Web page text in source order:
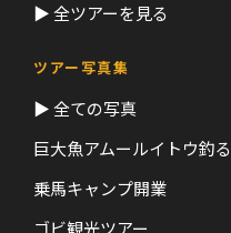
▶ 全ツアーを見る
ツアー写真集
▶ 全ての写真
巨大魚アムールイトウ釣る
乗馬キャンプ開業